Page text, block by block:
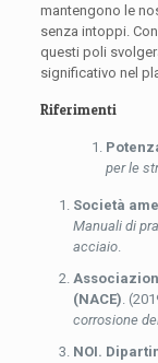
mantengono le
senza intoppi.
questi poli
significativo nel
Riferimenti
per le
Società
Manuali di
acciaio.
(NACE).
corrosione
NOI.